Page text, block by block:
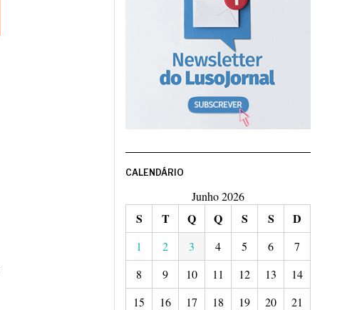
CALENDÁRIO
Junho 2026
S T Q Q S S D
1 2 3 4 5 6
7
8
9 10 11 12 13
14
15
16 17 18 19 20
21